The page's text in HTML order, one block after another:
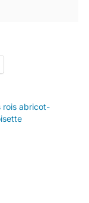
rois abricot-